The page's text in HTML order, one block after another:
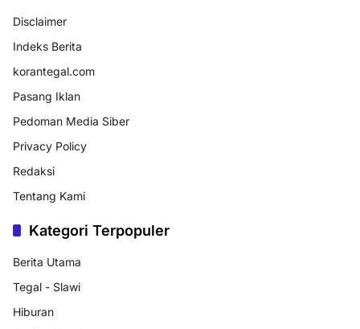
Disclaimer
Indeks Berita
korantegal.com
Pasang Iklan
Pedoman Media Siber
Privacy Policy
Redaksi
Tentang Kami
Kategori Terpopuler
Berita Utama
Tegal - Slawi
Hiburan